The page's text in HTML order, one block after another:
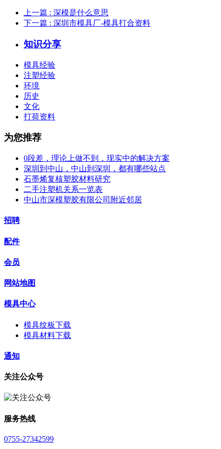
上一篇 : 深模是什么意思
下一篇 : 深圳市模具厂-模具打合资料
知识分享
模具经验
注塑经验
环境
历史
文化
打荷资料
为您推荐
0段差，理论上做不到，现实中的解决方案
深圳到中山，中山到深圳，都有哪些站点
石墨烯复核塑胶材料研究
二手注塑机关系一览表
中山市深模塑胶有限公司附近邻居
招聘
配件
会员
网站地图
模具中心
模具纹板下载
模具材料下载
通知
关注公众号
服务热线
0755-27342599